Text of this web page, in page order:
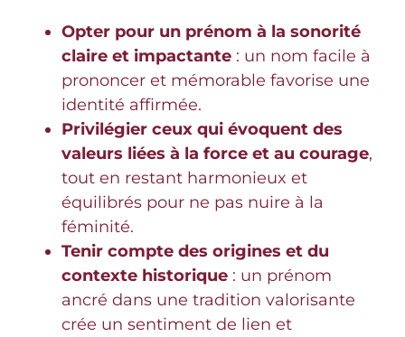
Opter pour un prénom à la sonorité
claire et impactante : un nom facile à
prononcer et mémorable favorise une
identité affirmée.
Privilégier ceux qui évoquent des
valeurs liées à la force et au courage,
tout en restant harmonieux et
équilibrés pour ne pas nuire à la
féminité.
Tenir compte des origines et du
contexte historique : un prénom
ancré dans une tradition valorisante
crée un sentiment de lien et